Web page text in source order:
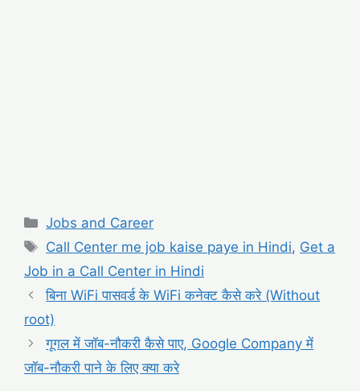
Categories
Jobs and Career
Tags
Call Center me job kaise paye in Hindi, Get a
Job in a Call Center in Hindi
बिना WiFi पासवर्ड के WiFi कनेक्ट कैसे करे (Without
root)
गूगल में जॉब-नौकरी कैसे पाए, Google Company में
जॉब-नौकरी पाने के लिए क्या करे